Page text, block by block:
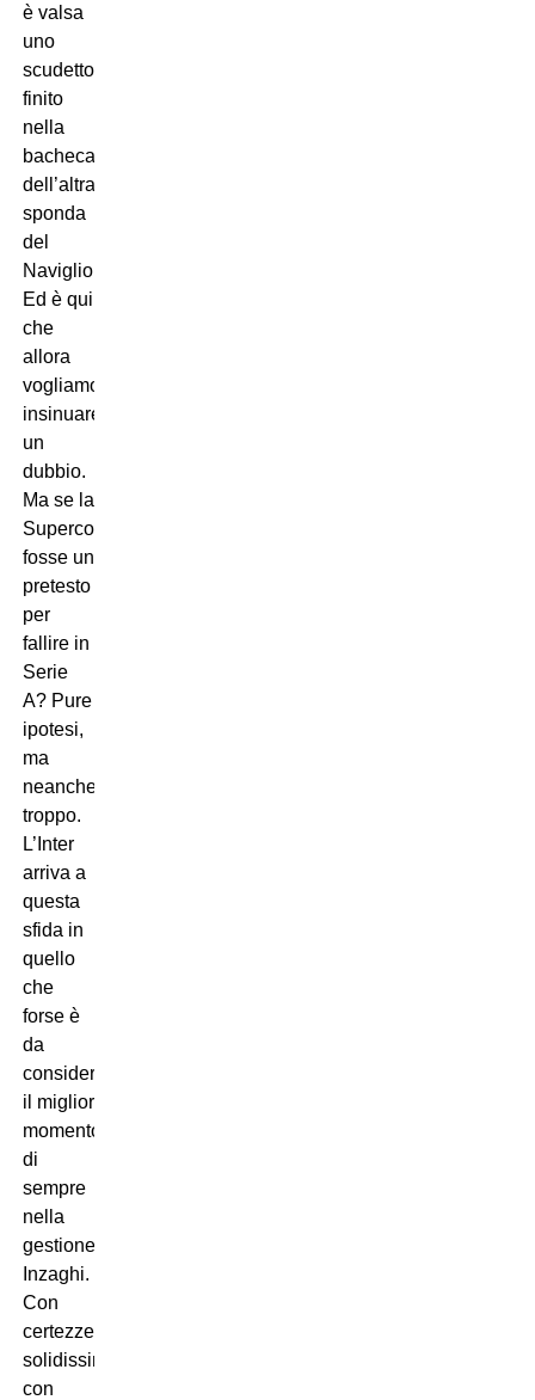
è valsa
uno
scudetto
finito
nella
bacheca
dell’altra
sponda
del
Naviglio.
Ed è qui
che
allora
vogliamo
insinuare
un
dubbio.
Ma se la
Supercoppa
fosse un
pretesto
per
fallire in
Serie
A? Pure
ipotesi,
ma
neanche
troppo.
L’Inter
arriva a
questa
sfida in
quello
che
forse è
da
considerarsi
il miglior
momento
di
sempre
nella
gestione
Inzaghi.
Con
certezze
solidissime,
con